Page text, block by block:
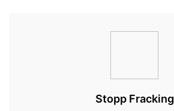
Stopp Fracking